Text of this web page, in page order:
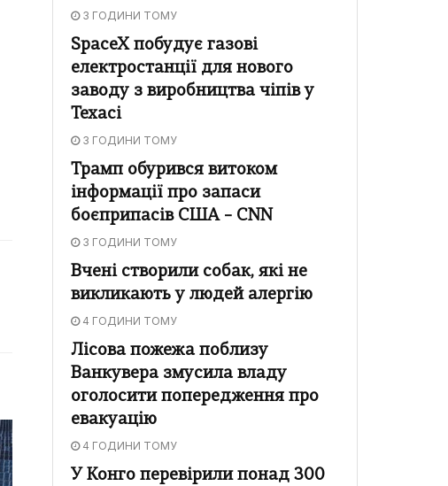
3 ГОДИНИ ТОМУ
SpaceX побудує газові
електростанції для нового
заводу з виробництва чіпів у
Техасі
3 ГОДИНИ ТОМУ
Трамп обурився витоком
інформації про запаси
боєприпасів США – CNN
3 ГОДИНИ ТОМУ
Вчені створили собак, які не
викликають у людей алергію
4 ГОДИНИ ТОМУ
Лісова пожежа поблизу
Ванкувера змусила владу
оголосити попередження про
евакуацію
4 ГОДИНИ ТОМУ
У Конго перевірили понад 300